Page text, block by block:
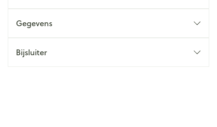
Gegevens
Bijsluiter